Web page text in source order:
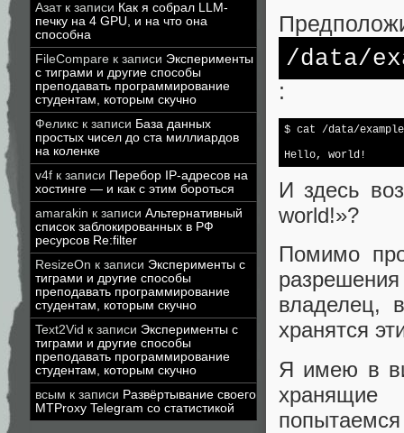
Азатк записи Как я собрал LLM-
печку на 4 GPU, и на что она
способна
FileCompare к записи Эксперименты
с тиграми и другие способы
преподавать программирование
студентам, которым скучно
Феликс к записи База данных
простых чисел до ста миллиардов
на коленке
v4f к записи Перебор IP-адресов на
хостинге — и как с этим бороться
amarakin к записи Альтернативный
список заблокированных в РФ
ресурсов Re:filter
ResizeOn к записи Эксперименты с
тиграми и другие способы
преподавать программирование
студентам, которым скучно
Text2Vid к записи Эксперименты с
тиграми и другие способы
преподавать программирование
студентам, которым скучно
всым к записи Развёртывание своего
MTProxy Telegram со статистикой
/data/
:
$ cat /data/
Hello, world!
И здесь
world!»?
Помимо
владелец,
хранятся
Я имею в
попытаемся